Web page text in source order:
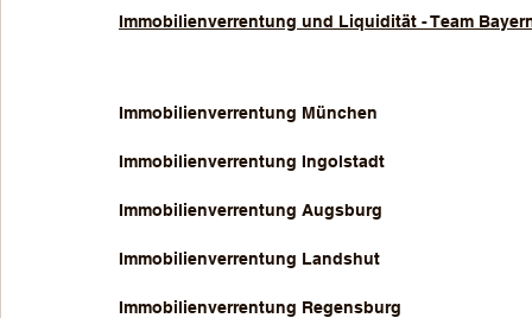
Immobilienverrentung und Liquidität - Team
Immobilienverrentung München
Immobilienverrentung Ingolstadt
Immobilienverrentung Augsburg
Immobilienverrentung Landshut
Immobilienverrentung Regensburg